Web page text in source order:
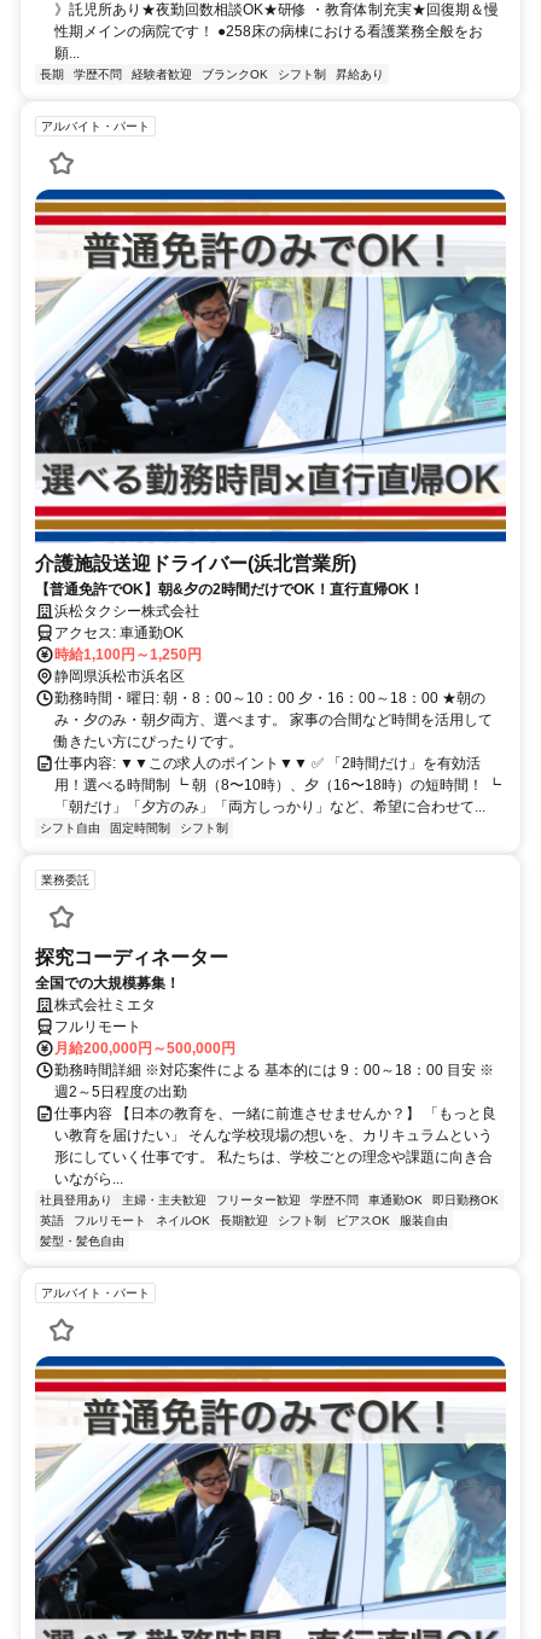
》託児所あり★夜勤回数相談OK★研修 ・教育体制充実★回復期＆慢
性期メインの病院です！ ●258床の病棟における看護業務全般をお
願...
長期 学歴不問 経験者歓迎 ブランクOK シフト制 昇給あり
アルバイト・パート
介護施設送迎ドライバー(浜北営業所)
【普通免許でOK】朝&夕の2時間だけでOK！直行直帰OK！
浜松タクシー株式会社
アクセス: 車通勤OK
時給1,100円～1,250円
静岡県浜松市浜名区
勤務時間・曜日: 朝・8：00～10：00 夕・16：00～18：00 ★朝の
み・夕のみ・朝夕両方、選べます。 家事の合間など時間を活用して
働きたい方にぴったりです。
仕事内容: ▼▼この求人のポイント▼▼ ✅ 「2時間だけ」を有効活
用！選べる時間制 ┗ 朝（8〜10時）、夕（16〜18時）の短時間！ ┗
「朝だけ」「夕方のみ」「両方しっかり」など、希望に合わせて...
シフト自由 固定時間制 シフト制
業務委託
探究コーディネーター
全国での大規模募集！
株式会社ミエタ
フルリモート
月給200,000円～500,000円
勤務時間詳細 ※対応案件による 基本的には 9：00～18：00 目安 ※
週2～5日程度の出勤
仕事内容 【日本の教育を、一緒に前進させませんか？】 「もっと良
い教育を届けたい」 そんな学校現場の想いを、カリキュラムという
形にしていく仕事です。 私たちは、学校ごとの理念や課題に向き合
いながら...
社員登用あり 主婦・主夫歓迎 フリーター歓迎 学歴不問 車通勤OK
即日勤務OK
英語
フルリモート ネイルOK 長期歓迎 シフト制 ピアスOK
服装自由
髪型・髪色自由
アルバイト・パート